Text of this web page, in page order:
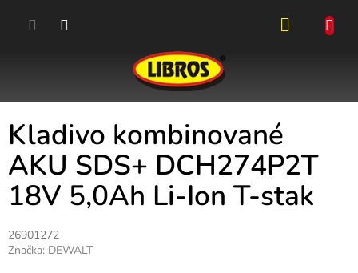
Kladivo kombinované
AKU SDS+ DCH274P2T
18V 5,0Ah Li-Ion T-stak
26901272
Značka: DEWALT